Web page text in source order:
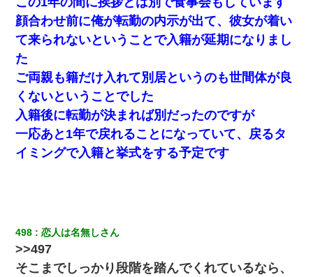
ホテルに泊まったんだけど従業員が最悪だった。折角の旅行で何
故私が怒鳴られなきゃいけなかったのだ
見合いにて。嫁「はじめまして」俺「失礼ですが○○さんご本人で
すか？」
ＤＮＡ検査『血縁関係０％』旦那「やっぱり托卵だったんだ…」
嫁「本当に身に覚えがない」「なにかの間違いだ！取り違え
だ！」→ 嫁「あっ」
【身体で払わせて】女友達「ごめん、何も言わずにお金貸してく
ださい……」俺「いいよ！いくら？」女友達「10万円ぐら
い……」俺「ほい！10万！」→
顔合わせ前に俺が転勤の内示が出て、彼女が着い
て来られないということで入籍が延期になりまし
た
ご両親も籍だけ入れて別居というのも世間体が良
くないということでした
入籍後に転勤が決まれば別だったのですが
一応あと1年で戻れることになっていて、戻るタ
イミングで入籍と挙式をする予定です
498 恋人は名無しさん
>>497
そこまでしっかり段階を踏んでくれているなら、